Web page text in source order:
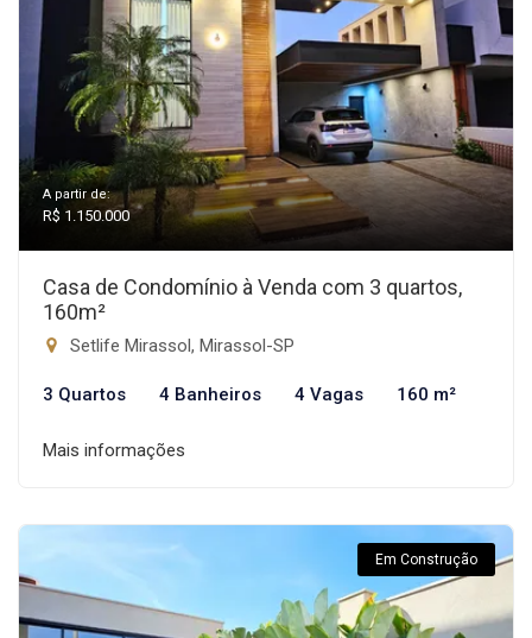
A partir de:
R$ 1.150.000
Casa de Condomínio à Venda com 3 quartos,
160m²
Setlife Mirassol, Mirassol-SP
3 Quartos 4 Banheiros 4 Vagas 160 m²
Mais informações
Em Construção